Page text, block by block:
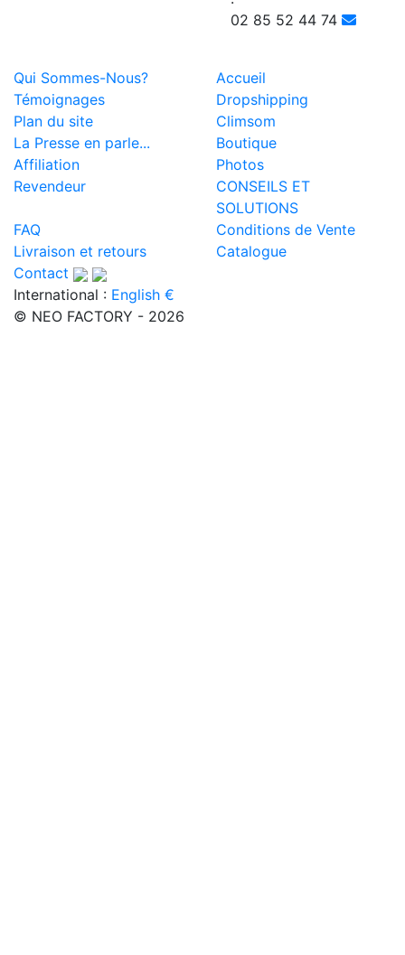
02 85 52 44 74
Qui Sommes-Nous?
Accueil
Témoignages
Dropshipping
Plan du site
Climsom
La Presse en parle...
Boutique
Affiliation
Photos
Revendeur
CONSEILS ET
SOLUTIONS
FAQ
Conditions de Vente
Livraison et retours
Catalogue
Contact
International : English €
© NEO FACTORY - 2026